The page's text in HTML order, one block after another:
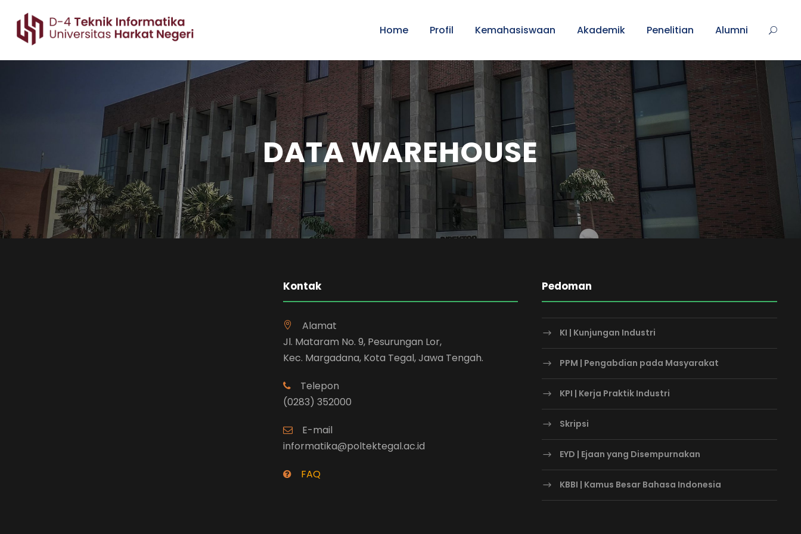
Home Profil Kemahasiswaan Akademik Penelitian Alumni
DATA WAREHOUSE
Kontak
Alamat
Jl. Mataram No. 9, Pesurungan Lor,
Kec. Margadana, Kota Tegal, Jawa Tengah.
Telepon
(0283) 352000
E-mail
informatika@poltektegal.ac.id
FAQ
Pedoman
KI | Kunjungan Industri
PPM | Pengabdian pada Masyarakat
KPI | Kerja Praktik Industri
Skripsi
EYD | Ejaan yang Disempurnakan
KBBI | Kamus Besar Bahasa Indonesia